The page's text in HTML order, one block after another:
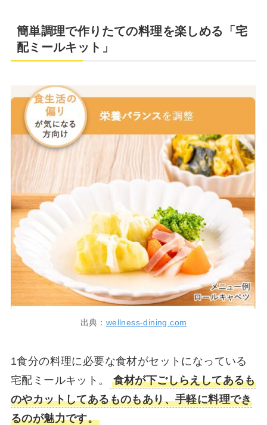
簡単調理で作りたての料理を楽しめる「宅
配ミールキット」
出典： wellness-dining.com
1食分の料理に必要な食材がセットになっている
宅配ミールキット。
食材が下ごしらえしてあるも
のやカットしてあるものもあり、手軽に料理でき
るのが魅力です。